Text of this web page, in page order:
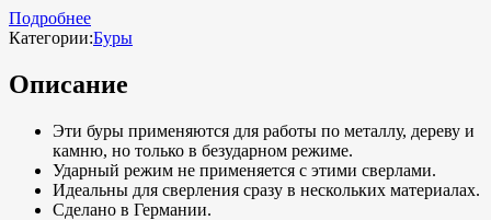
Подробнее
Категории:Буры
Описание
Эти буры применяются для работы по металлу, дереву и
камню, но только в безударном режиме.
Ударный режим не применяется с этими сверлами.
Идеальны для сверления сразу в нескольких материалах.
Сделано в Германии.